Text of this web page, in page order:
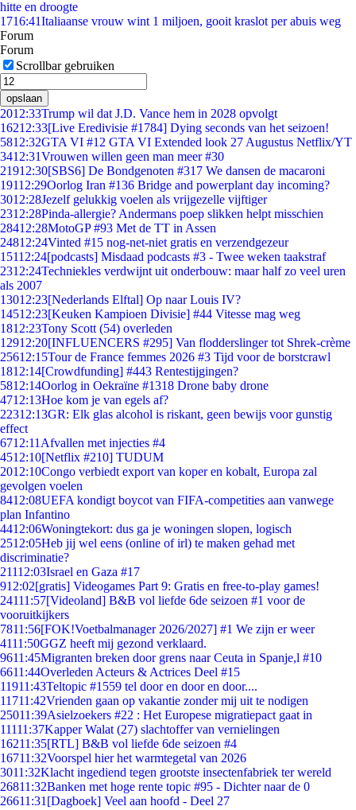
hitte en droogte
1716:41Italiaanse vrouw wint 1 miljoen, gooit kraslot per abuis weg
Forum
Forum
Scrollbar gebruiken
opslaan
2012:33Trump wil dat J.D. Vance hem in 2028 opvolgt
16212:33[Live Eredivisie #1784] Dying seconds van het seizoen!
5812:32GTA VI #12 GTA VI Extended look 27 Augustus Netflix/YT
3412:31Vrouwen willen geen man meer #30
21912:30[SBS6] De Bondgenoten #317 We dansen de macaroni
19112:29Oorlog Iran #136 Bridge and powerplant day incoming?
3012:28Jezelf gelukkig voelen als vrijgezelle vijftiger
2312:28Pinda-allergie? Andermans poep slikken helpt misschien
28412:28MotoGP #93 Met de TT in Assen
24812:24Vinted #15 nog-net-niet gratis en verzendgezeur
15112:24[podcasts] Misdaad podcasts #3 - Twee weken taakstraf
2312:24Techniekles verdwijnt uit onderbouw: maar half zo veel uren
als 2007
13012:23[Nederlands Elftal] Op naar Louis IV?
14512:23[Keuken Kampioen Divisie] #44 Vitesse mag weg
1812:23Tony Scott (54) overleden
12912:20[INFLUENCERS #295] Van flodderslinger tot Shrek-crème
25612:15Tour de France femmes 2026 #3 Tijd voor de borstcrawl
1812:14[Crowdfunding] #443 Rentestijgingen?
5812:14Oorlog in Oekraïne #1318 Drone baby drone
4712:13Hoe kom je van egels af?
22312:13GR: Elk glas alcohol is riskant, geen bewijs voor gunstig
effect
6712:11 Afvallen met injecties #4
4512:10[Netflix #210] TUDUM
2012:10Congo verbiedt export van koper en kobalt, Europa zal
gevolgen voelen
8412:08UEFA kondigt boycot van FIFA-competities aan vanwege
plan Infantino
4412:06Woningtekort: dus ga je woningen slopen, logisch
2512:05Heb jij wel eens (online of irl) te maken gehad met
discriminatie?
21112:03Israel en Gaza #17
912:02[gratis] Videogames Part 9: Gratis en free-to-play games!
24111:57[Videoland] B&B vol liefde 6de seizoen #1 voor de
vooruitkijkers
7811:56[FOK!Voetbalmanager 2026/2027] #1 We zijn er weer
4111:50GGZ heeft mij gezond verklaard.
9611:45Migranten breken door grens naar Ceuta in Spanje,l #10
6611:44Overleden Acteurs & Actrices Deel #15
11911:43Teltopic #1559 tel door en door en door....
11711:42Vrienden gaan op vakantie zonder mij uit te nodigen
25011:39Asielzoekers #22 : Het Europese migratiepact gaat in
11111:37Kapper Walat (27) slachtoffer van vernielingen
16211:35[RTL] B&B vol liefde 6de seizoen #4
16711:32Voorspel hier het warmtegetal van 2026
3011:32Klacht ingediend tegen grootste insectenfabriek ter wereld
26811:32Banken met hoge rente topic #95 - Dichter naar de 0
26611:31 [Dagboek] Veel aan hoofd - Deel 27